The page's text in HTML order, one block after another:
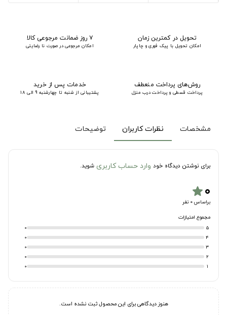
تحویل در کمترین زمان
امکان تحویل با پیک فوری و چاپار
۷ روز ضمانت مرجوعی کالا
امکان مرجوعی در صورت نا رضایتی
روش‌های پرداخت منعطف
پرداخت قسطی و پرداخت درب منزل
خدمات پس از خرید
پشتیبانی از شنبه تا چهارشنبه 9 الی 18
مشخصات نظرات کاربران توضیحات
برای نوشتن دیدگاه خود وارد حساب کاربری شوید.
۰star
براساس 0 نفر
مجموع امتیازات
5
0
4
0
3
0
2
0
1
0
هنوز دیدگاهی برای این محصول ثبت نشده است.